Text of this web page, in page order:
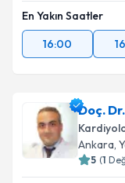
En Yakın Saatler
16:00
Doç.
Ankara,
5 (1